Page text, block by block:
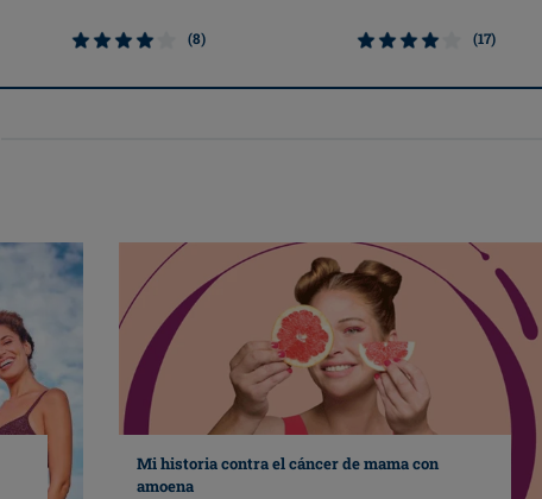
(8) (17)
Mi historia contra el cáncer de mama con
amoena